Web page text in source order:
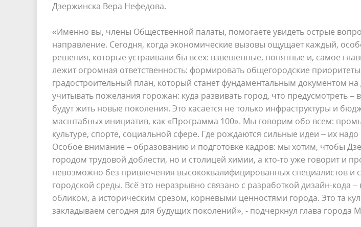
Дзержинска Вера Нефедова.
«Именно вы, члены Общественной палаты, помогаете увидеть острые
направление. Сегодня, когда экономические вызовы ощущает каждый,
решения, которые устраивали бы всех: взвешенные, понятные и, самое
лежит огромная ответственность: формировать общегородские
градостроительный план, который станет фундаментальным документом
учитывать пожелания горожан: куда развивать город, что предусмотреть –
будут жить новые поколения. Это касается не только инфраструктуры и
масштабных инициатив, как «Программа 100». Мы говорим обо всем:
культуре, спорте, социальной сфере. Где рождаются сильные идеи – их
Особое внимание – образованию и подготовке кадров: мы хотим, чтобы
городом трудовой доблести, но и столицей химии, а кто-то уже говорит и
невозможно без привлечения высококвалифицированных специалистов и
городской среды. Всё это неразрывно связано с разработкой дизайн-кода
обликом, а историческим срезом, корневыми ценностями города. Это та
закладываем сегодня для будущих поколений», - подчеркнул глава города